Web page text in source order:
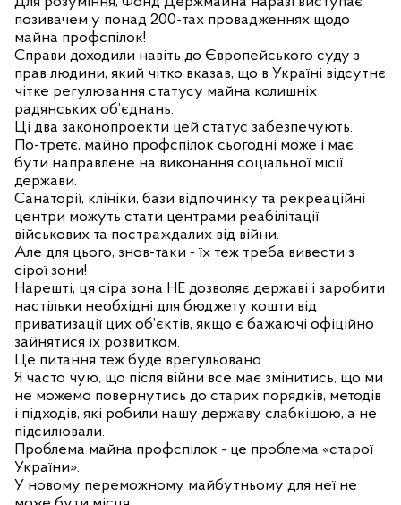
позивачем у понад 200-тах провадженнях щодо
майна профспілок!
Справи доходили навіть до Європейського суду з
прав людини, який чітко вказав, що в Україні відсутнє
чітке регулювання статусу майна колишніх
радянських об’єднань.
Ці два законопроекти цей статус забезпечують.
По-третє, майно профспілок сьогодні може і має
бути направлене на виконання соціальної місії
держави.
Санаторії, клініки, бази відпочинку та рекреаційні
центри можуть стати центрами реабілітації
військових та постраждалих від війни.
Але для цього, знов-таки - їх теж треба вивести з
сірої зони!
Нарешті, ця сіра зона НЕ дозволяє державі і заробити
настільки необхідні для бюджету кошти від
приватизації цих об’єктів, якщо є бажаючі офіційно
зайнятися їх розвитком.
Це питання теж буде врегульовано.
Я часто чую, що після війни все має змінитись, що ми
не можемо повернутись до старих порядків, методів
і підходів, які робили нашу державу слабкішою, а не
підсилювали.
Проблема майна профспілок - це проблема «старої
України».
У новому переможному майбутньому для неї не